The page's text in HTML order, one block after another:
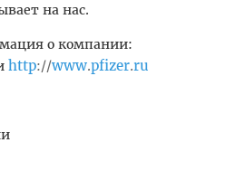
на нас.
о компании:
http://www.pfizer.ru